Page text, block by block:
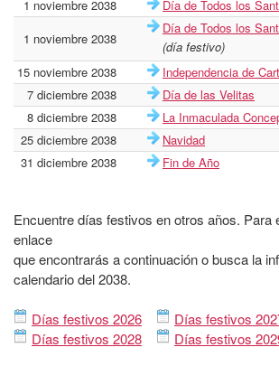
1 noviembre 2038
Día de Todos los
1 noviembre 2038
Día de Todos los
(día festivo)
15 noviembre 2038
Independencia de
7 diciembre 2038
Día de las Velitas
8 diciembre 2038
La Inmaculada
25 diciembre 2038
Navidad
31 diciembre 2038
Fin de Año
Encuentre días festivos en otros años. Para
enlace
que encontrarás a continuación o busca la
calendario del 2038.
Días festivos 2026
Días festivos
Días festivos 2028
Días festivos